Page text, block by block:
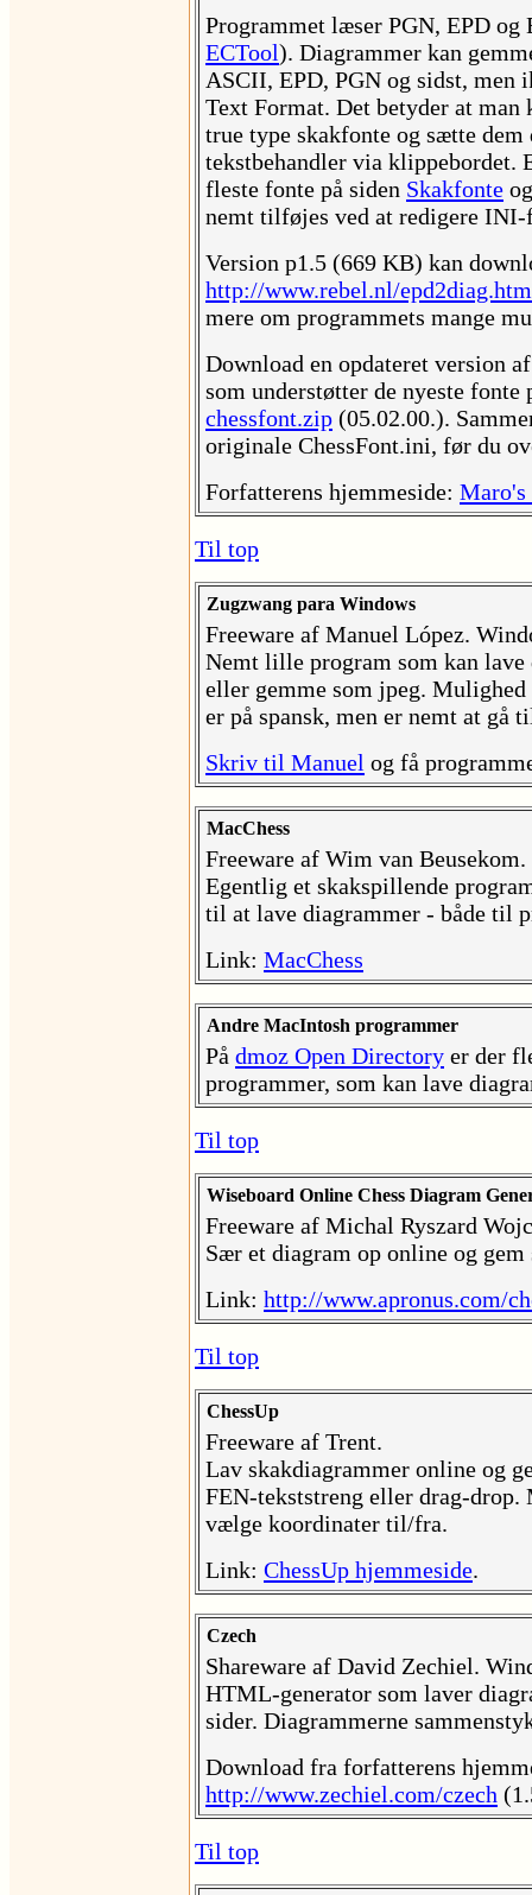
Programmet læser PGN, EPD
ECTool). Diagrammer kan
ASCII, EPD, PGN og sidst, men
Text Format. Det betyder at man
true type skakfonte og sætte
tekstbehandler via klippebordet.
fleste fonte på siden Skakfonte
nemt tilføjes ved at redigere
Version p1.5 (669 KB) kan
http://www.rebel.nl/epd2diag.htm
mere om programmets mange
Download en opdateret version
som understøtter de nyeste fonte
chessfont.zip (05.02.00.).
originale ChessFont.ini, før du
Forfatterens hjemmeside: Maro's
Til top
Zugzwang para Windows
Freeware af Manuel López.
Nemt lille program som kan
eller gemme som jpeg.
er på spansk, men er nemt at gå
Skriv til Manuel og få
MacChess
Freeware af Wim van
Egentlig et skakspillende
til at lave diagrammer - både til
Link: MacChess
Andre MacIntosh programmer
På dmoz Open Directory er der
programmer, som kan lave
Til top
Wiseboard Online Chess Diagram
Freeware af Michal Ryszard
Sær et diagram op online og
Link: http://www.apronus.com/
Til top
ChessUp
Freeware af Trent.
Lav skakdiagrammer online og
FEN-tekststreng eller drag-
vælge koordinater til/fra.
Link: ChessUp hjemmeside.
Czech
Shareware af David Zechiel.
HTML-generator som laver
sider. Diagrammerne
Download fra forfatterens
http://www.zechiel.com/czech
Til top